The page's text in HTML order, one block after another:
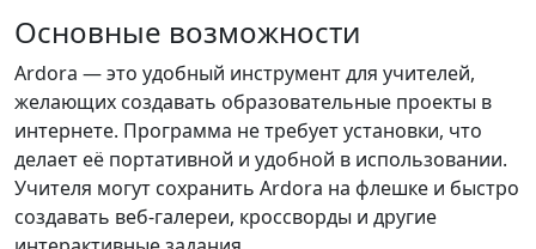
Основные возможности
Ardora — это удобный инструмент для учителей,
желающих создавать образовательные проекты в
интернете. Программа не требует установки, что
делает её портативной и удобной в использовании.
Учителя могут сохранить Ardora на флешке и быстро
создавать веб-галереи, кроссворды и другие